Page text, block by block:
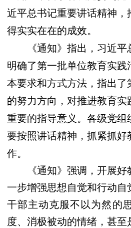
近平总书记重要讲话精神，
得实实在在的成效。
《通知》指出，习近平
明确了第一批单位教育实践
本要求和方式方法，指出了
的努力方向，对推进教育
重要的指导意义。各级党组
要按照讲话精神，抓紧抓好
作。
《通知》强调，开展好
一步增强思想自觉和行动自
干部主动克服不以为然的
度、消极被动的情绪，甚至